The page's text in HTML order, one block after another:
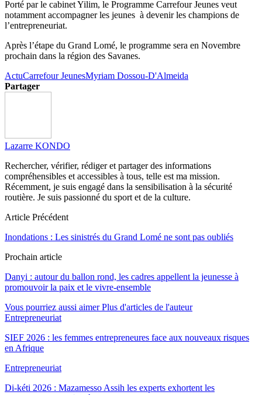
Porté par le cabinet Yilim, le Programme Carrefour Jeunes veut
notamment accompagner les jeunes à devenir les champions de
l’entrepreneuriat.
Après l’étape du Grand Lomé, le programme sera en Novembre
prochain dans la région des Savanes.
ActuCarrefour JeunesMyriam Dossou-D'Almeida
Partager
Lazarre KONDO
Rechercher, vérifier, rédiger et partager des informations
compréhensibles et accessibles à tous, telle est ma mission.
Récemment, je suis engagé dans la sensibilisation à la sécurité
routière. Je suis passionné du sport et de la culture.
Article Précédent
Inondations : Les sinistrés du Grand Lomé ne sont pas oubliés
Prochain article
Danyi : autour du ballon rond, les cadres appellent la jeunesse à
promouvoir la paix et le vivre-ensemble
Vous pourriez aussi aimer Plus d'articles de l'auteur
Entrepreneuriat
SIEF 2026 : les femmes entrepreneures face aux nouveaux risques
en Afrique
Entrepreneuriat
Di-kéti 2026 : Mazamesso Assih les experts exhortent les